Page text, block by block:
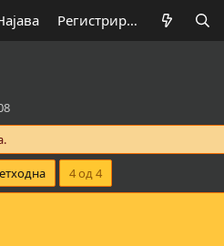
Регистрирај се
4 од 4